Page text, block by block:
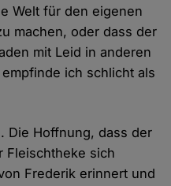
Welt für den eigenen
machen, oder dass der
mit Leid in anderen
ich schlicht als
Die Hoffnung, dass der
Fleischtheke sich
Frederik erinnert und